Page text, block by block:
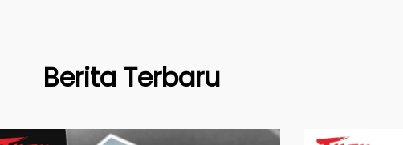
Berita Terbaru